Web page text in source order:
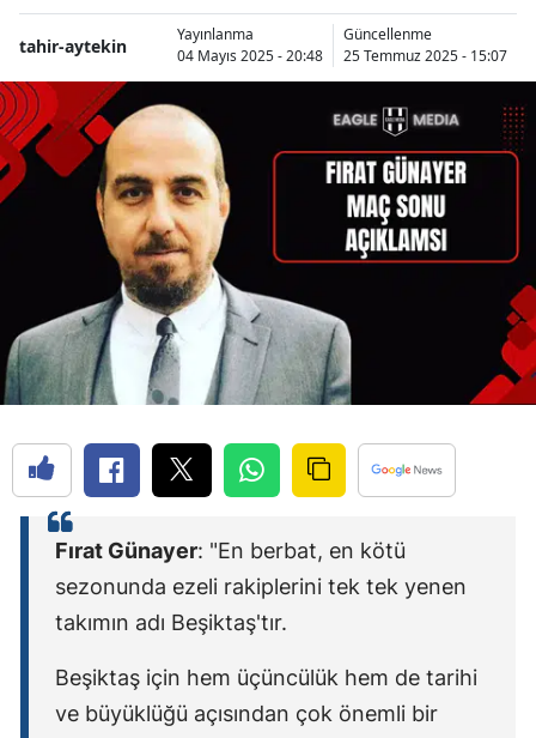
tahir-aytekin
Yayınlanma
04 Mayıs 2025 - 20:48
Güncellenme
25 Temmuz 2025 - 15:07
Fırat Günayer: "En berbat, en kötü
sezonunda ezeli rakiplerini tek tek yenen
takımın adı Beşiktaş'tır.
Beşiktaş için hem üçüncülük hem de tarihi
ve büyüklüğü açısından çok önemli bir